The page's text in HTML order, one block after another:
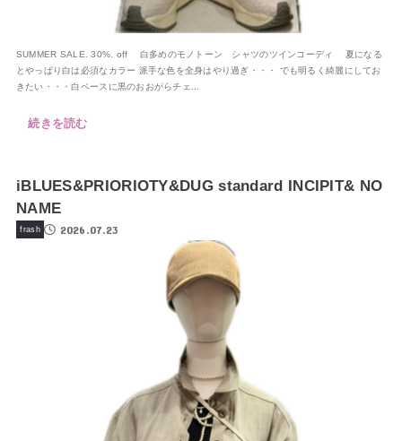
SUMMER SALE. 30%. off 白多めのモノトーン シャツのツインコーディ 夏になる
とやっぱり白は必須なカラー 派手な色を全身はやり過ぎ・・・ でも明るく綺麗にしてお
きたい・・・白ベースに黒のおおがらチェ...
続きを読む
iBLUES&PRIORIOTY&DUG standard INCIPIT& NO
NAME
frash 2026.07.23